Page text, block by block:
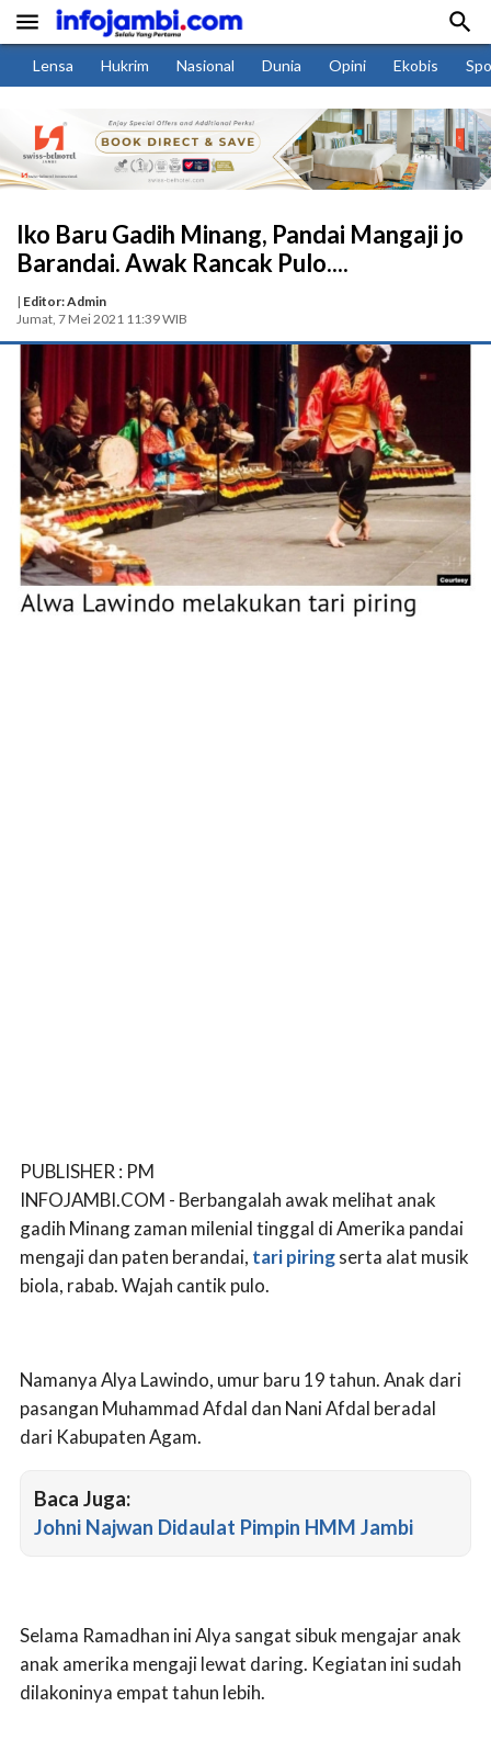
 
Lensa Hukrim Nasional Dunia Opini Ekobis
Iko Baru Gadih Minang, Pandai Mangaji jo
Barandai. Awak Rancak Pulo....
| Editor: Admin
Jumat, 7 Mei 2021 11:39 WIB
PUBLISHER : PM
INFOJAMBI.COM - Berbangalah awak melihat anak
gadih Minang zaman milenial tinggal di Amerika pandai
mengaji dan paten berandai, tari piringserta alat musik
biola, rabab. Wajah cantik pulo.
Namanya Alya Lawindo, umur baru 19 tahun. Anak dari
pasangan Muhammad Afdal dan Nani Afdal beradal
dari Kabupaten Agam.
Baca Juga:
Johni Najwan Didaulat Pimpin HMM Jambi
Selama Ramadhan ini Alya sangat sibuk mengajar anak
anak amerika mengaji lewat daring. Kegiatan ini sudah
dilakoninya empat tahun lebih.